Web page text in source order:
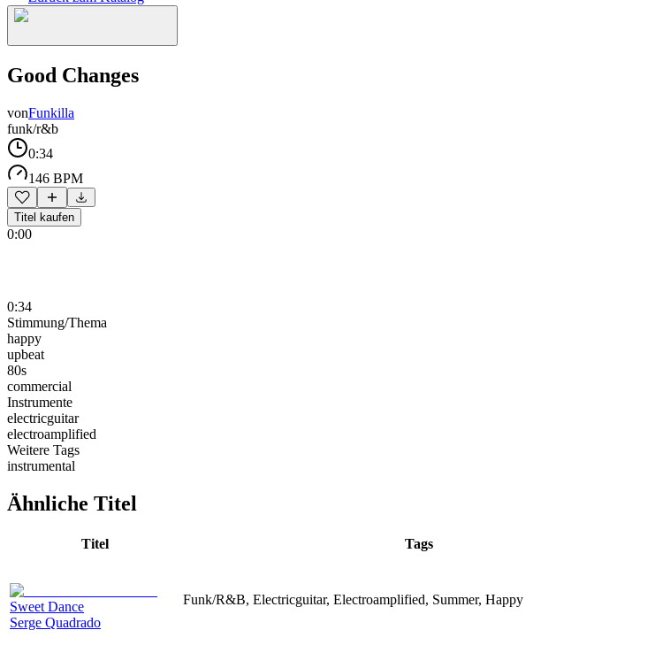
Good Changes
vonFunkilla
funk/r&b
0:34
146 BPM
Titel kaufen
0:00
0:34
Stimmung/Thema
happy
upbeat
80s
commercial
Instrumente
electricguitar
electroamplified
Weitere Tags
instrumental
Ähnliche Titel
Titel Tags
Sweet Dance
Serge Quadrado
Funk/R&B, Electricguitar, Electroamplified, Summer, Happy